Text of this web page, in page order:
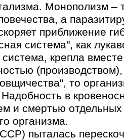
Монополизм –
а
приближение
система", как
крепла
(производством),
то
в
и смертью отдельных
организма.
пыталась